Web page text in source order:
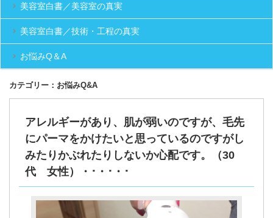
美容室白書／美容室の真実
美容室白書／技術・工程の真実
お悩みQ＆A
カテゴリー：お悩みQ&A
アレルギーがあり、肌が弱いのですが、毛先
にパーマをかけたいと思っているのですがし
みたりかぶれたりしないか心配です。（30
代 女性）・･・･・･